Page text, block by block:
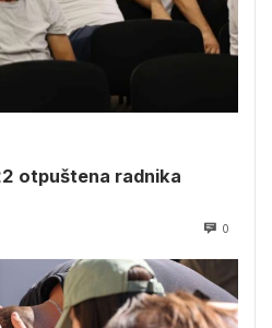
otpuštena radnika
0